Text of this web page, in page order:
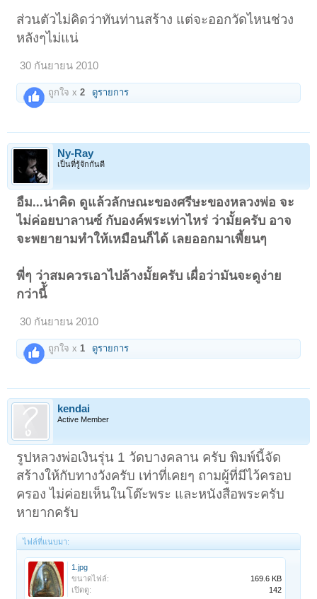
ส่วนตัวไม่คิดว่าทันท่านสร้าง แต่จะออกวัดไหนช่วง
หลังๆไม่แน่
30 กันยายน 2010
ถูกใจ x2 ดูรายการ
Ny-Ray
เป็นที่รู้จักกันดี
อืม...น่าคิด ดูแล้วลักษณะของศรีษะของหลวงพ่อ จะ
ไม่ค่อยบาลานซ์ กับองค์พระเท่าไหร่ ว่ามั้ยครับ อาจ
จะพยายามทำให้เหมือนก็ได้ เลยออกมาเพี้ยนๆ
พี่ๆ ว่าสมควรเอาไปล้างมั้ยครับ เผื่อว่ามันจะดูง่าย
กว่านี้ั
30 กันยายน 2010
ถูกใจ x 1 ดูรายการ
kendai
Active Member
รูปหลวงพ่อเงินรุ่น 1 วัดบางคลาน ครับ พิมพ์นี้จัด
สร้างให้กับทางวังครับ เท่าที่เคยๆ ถามผู้ที่มีไว้ครอบ
ครอง ไม่ค่อยเห็นในโต๊ะพระ และหนังสือพระครับ
หายากครับ
ไฟล์ที่แนบมา:
1.jpg
ขนาดไฟล์:
169.6 KB
เปิดดู:
142